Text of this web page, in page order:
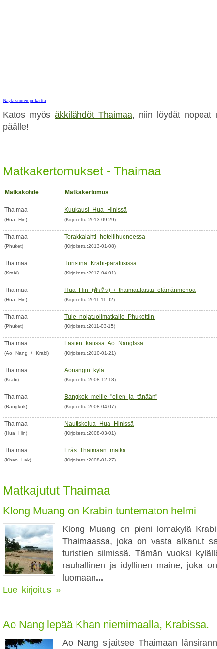
Näytä suurempi kartta
Katos myös äkkilähdöt Thaimaa, niin löydät nopeat
päälle!
Matkakertomukset - Thaimaa
Matkakohde Matkakertomus
Thaimaa
(Hua Hin)
Kuukausi Hua Hinissä
(Kirjoitettu:2013-09-29)
Thaimaa
(Phuket)
Torakkajahti hotellihuoneessa
(Kirjoitettu:2013-01-08)
Thaimaa
(Krabi)
Turistina Krabi-paratiisissa
(Kirjoitettu:2012-04-01)
Thaimaa
(Hua Hin)
Hua Hin (หัวหิน) / thaimaalaista elämänmenoa
(Kirjoitettu:2011-11-02)
Thaimaa
(Phuket)
Tule nojatuolimatkalle Phukettiin!
(Kirjoitettu:2011-03-15)
Thaimaa
(Ao Nang / Krabi)
Lasten kanssa Ao Nangissa
(Kirjoitettu:2010-01-21)
Thaimaa
(Krabi)
Aonangin kylä
(Kirjoitettu:2008-12-18)
Thaimaa
(Bangkok)
Bangkok meille "eilen ja tänään"
(Kirjoitettu:2008-04-07)
Thaimaa
(Hua Hin)
Nautiskelua Hua Hinissä
(Kirjoitettu:2008-03-01)
Thaimaa
(Khao Lak)
Eräs Thaimaan matka
(Kirjoitettu:2008-01-27)
Matkajutut Thaimaa
Klong Muang on Krabin tuntematon helmi
Klong Muang on pieni lomakylä
Thaimaassa, joka on vasta alkanut
turistien silmissä. Tämän vuoksi
rauhallinen ja idyllinen maine, joka
luomaan...
Lue kirjoitus »
Ao Nang lepää Khan niemimaalla, Krabissa.
Ao Nang sijaitsee Thaimaan